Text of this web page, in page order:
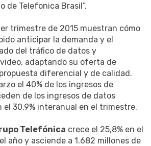
de Telefonica Brasil”.
trimestre de 2015 muestran cómo
anticipar la demanda y el
del tráfico de datos y
adaptando su oferta de
diferencial y de calidad.
el 40% de los ingresos de
de los ingresos de datos
el 30,9% interanual en el trimestre.
Telefónica crece el 25,8% en el
año y asciende a 1.682 millones de